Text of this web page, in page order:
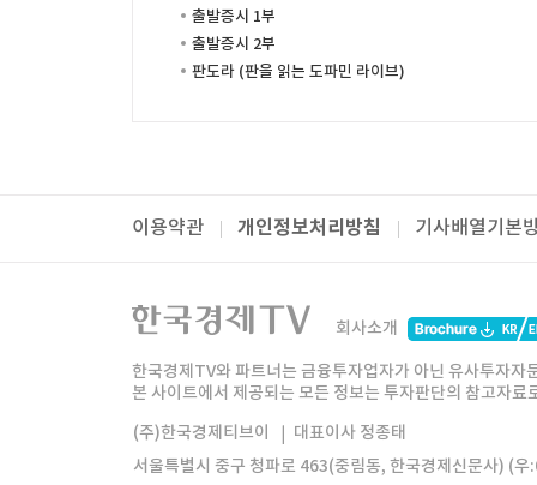
출발증시 1부
출발증시 2부
판도라 (판을 읽는 도파민 라이브)
이용약관 개인정보처리방침 기사배열기본
패밀리사이트
한국경제TV
한경미디어그룹 한국경제신문 한국경제
모바일앱 한국경제TV앱
회사소개
한국경제TV와 파트너는 금융투자업자가 아닌 유사투자
본 사이트에서 제공되는 모든 정보는 투자판단의 참고자
(주)한국경제티브이
대표이사 정종태
서울특별시 중구 청파로 463(중림동, 한국경제신문사) (